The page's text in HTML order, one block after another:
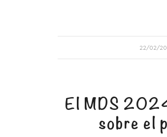
22/02/
/
El MDS
sobre el